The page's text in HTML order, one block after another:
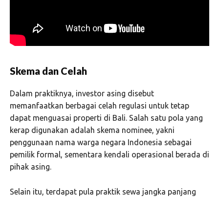
Skema dan Celah
Dalam praktiknya, investor asing disebut
memanfaatkan berbagai celah regulasi untuk tetap
dapat menguasai properti di Bali. Salah satu pola yang
kerap digunakan adalah skema nominee, yakni
penggunaan nama warga negara Indonesia sebagai
pemilik formal, sementara kendali operasional berada di
pihak asing.
Selain itu, terdapat pula praktik sewa jangka panjang